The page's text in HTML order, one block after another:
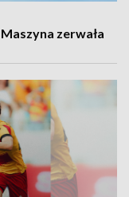
zerwała